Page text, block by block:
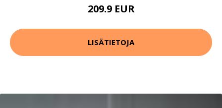
209.9 EUR
LISÄTIETOJA